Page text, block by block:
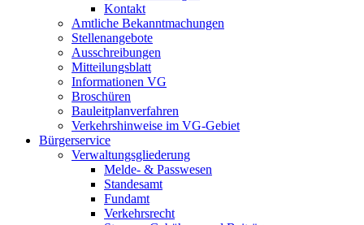
Kontakt
Amtliche Bekanntmachungen
Stellenangebote
Ausschreibungen
Mitteilungsblatt
Informationen VG
Broschüren
Bauleitplanverfahren
Verkehrshinweise im VG-Gebiet
Bürgerservice
Verwaltungsgliederung
Melde- & Passwesen
Standesamt
Fundamt
Verkehrsrecht